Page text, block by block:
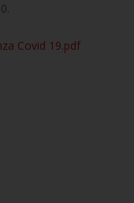
Covid 19.pdf